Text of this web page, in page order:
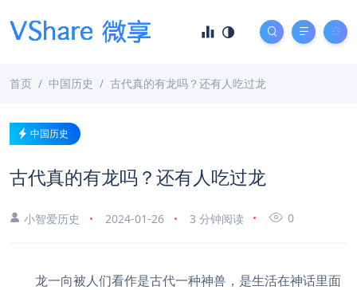
首页 中国历史 古代真的有龙吗？还有人吃过龙
中国历史
古代真的有龙吗？还有人吃过龙
小智爱历史 2024-01-26 3 分钟阅读 0
龙一向被人们看作是古代一种神兽，是生活在神话里面